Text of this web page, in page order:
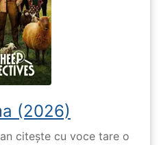
(2026)
citește cu voce tare o